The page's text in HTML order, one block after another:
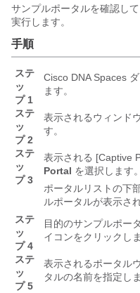
サンプルポータルを確認し
実行します。
手順
ステ
ッ
プ 1
Cisco DNA Spaces
ます。
ステ
ッ
プ 2
表示されるウィンド
す。
ステ
ッ
プ 3
表示される [Captive
Portal を選択します。
ポータルリストの下
ルポータルが表示さ
ステ
ッ
プ 4
目的のサンプルポー
イコンをクリックしま
ステ
ッ
プ 5
表示されるポータル
タルの名前を指定しま